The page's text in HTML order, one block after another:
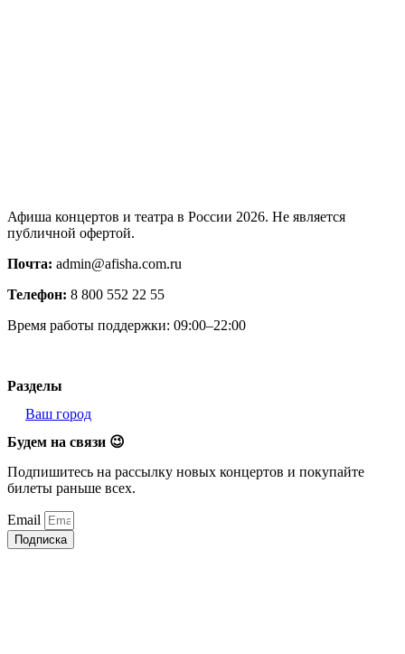
Афиша концертов и театра в России 2026. Не является
публичной офертой.
Почта: admin@afisha.com.ru
Телефон: 8 800 552 22 55
Время работы поддержки: 09:00–22:00
Разделы
Ваш город
Будем на связи 😉
Подпишитесь на рассылку новых концертов и покупайте
билеты раньше всех.
Email
Подписка